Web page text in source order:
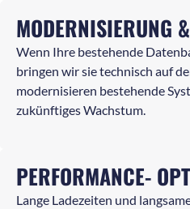
MODERNISIERUNG
Wenn Ihre bestehende
bringen wir sie technisch auf
modernisieren bestehende
zukünftiges Wachstum.
PERFORMANCE-
Lange Ladezeiten und